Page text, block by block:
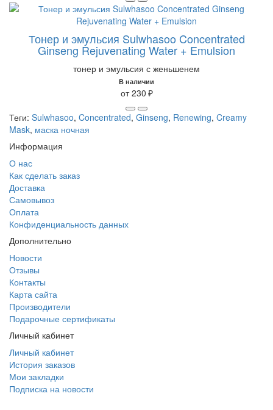
Тонер и эмульсия Sulwhasoo Concentrated
Ginseng Rejuvenating Water + Emulsion
тонер и эмульсия с женьшенем
В наличии
от 230 ₽
Теги: Sulwhasoo, Concentrated, Ginseng, Renewing, Creamy
Mask, маска ночная
Информация
О нас
Как сделать заказ
Доставка
Самовывоз
Оплата
Конфиденциальность данных
Дополнительно
Новости
Отзывы
Контакты
Карта сайта
Производители
Подарочные сертификаты
Личный кабинет
Личный кабинет
История заказов
Мои закладки
Подписка на новости